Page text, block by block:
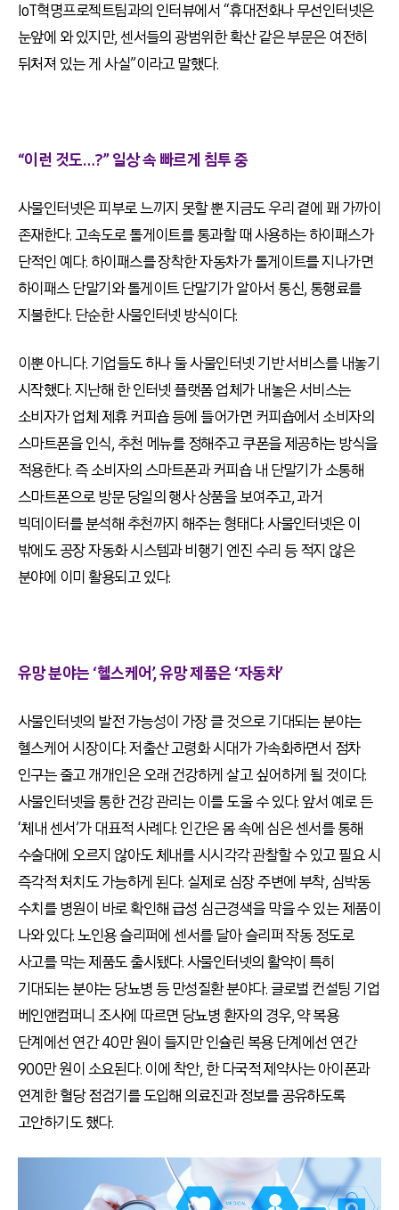
IoT혁명프로젝트팀과의 인터뷰에서 “휴대전화나 무선인터넷은
눈앞에 와 있지만, 센서들의 광범위한 확산 같은 부문은 여전히
뒤처져 있는 게 사실”이라고 말했다.
“이런 것도…?” 일상 속 빠르게 침투 중
사물인터넷은 피부로 느끼지 못할 뿐 지금도 우리 곁에 꽤 가까이
존재한다. 고속도로 톨게이트를 통과할 때 사용하는 하이패스가
단적인 예다. 하이패스를 장착한 자동차가 톨게이트를 지나가면
하이패스 단말기와 톨게이트 단말기가 알아서 통신, 통행료를
지불한다. 단순한 사물인터넷 방식이다.
이뿐 아니다. 기업들도 하나 둘 사물인터넷 기반 서비스를 내놓기
시작했다. 지난해 한 인터넷 플랫폼 업체가 내놓은 서비스는
소비자가 업체 제휴 커피숍 등에 들어가면 커피숍에서 소비자의
스마트폰을 인식, 추천 메뉴를 정해주고 쿠폰을 제공하는 방식을
적용한다. 즉 소비자의 스마트폰과 커피숍 내 단말기가 소통해
스마트폰으로 방문 당일의 행사 상품을 보여주고, 과거
빅데이터를 분석해 추천까지 해주는 형태다. 사물인터넷은 이
밖에도 공장 자동화 시스템과 비행기 엔진 수리 등 적지 않은
분야에 이미 활용되고 있다.
유망 분야는 ‘헬스케어’, 유망 제품은 ‘자동차’
사물인터넷의 발전 가능성이 가장 클 것으로 기대되는 분야는
헬스케어 시장이다. 저출산 고령화 시대가 가속화하면서 점차
인구는 줄고 개개인은 오래 건강하게 살고 싶어하게 될 것이다.
사물인터넷을 통한 건강 관리는 이를 도울 수 있다. 앞서 예로 든
‘체내 센서’가 대표적 사례다. 인간은 몸 속에 심은 센서를 통해
수술대에 오르지 않아도 체내를 시시각각 관찰할 수 있고 필요 시
즉각적 처치도 가능하게 된다. 실제로 심장 주변에 부착, 심박동
수치를 병원이 바로 확인해 급성 심근경색을 막을 수 있는 제품이
나와 있다. 노인용 슬리퍼에 센서를 달아 슬리퍼 작동 정도로
사고를 막는 제품도 출시됐다. 사물인터넷의 활약이 특히
기대되는 분야는 당뇨병 등 만성질환 분야다. 글로벌 컨설팅 기업
베인앤컴퍼니 조사에 따르면 당뇨병 환자의 경우, 약 복용
단계에선 연간 40만 원이 들지만 인슐린 복용 단계에선 연간
900만 원이 소요된다. 이에 착안, 한 다국적 제약사는 아이폰과
연계한 혈당 점검기를 도입해 의료진과 정보를 공유하도록
고안하기도 했다.